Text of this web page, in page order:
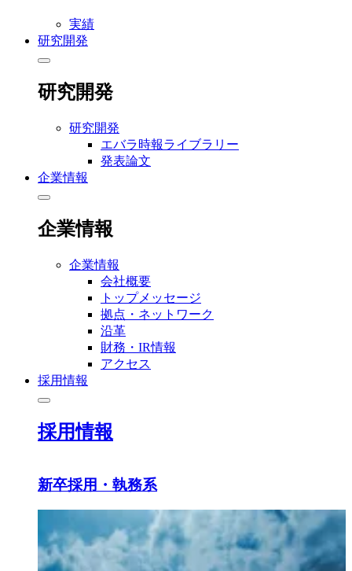
実績
研究開発
研究開発
研究開発
エバラ時報ライブラリー
発表論文
企業情報
企業情報
企業情報
会社概要
トップメッセージ
拠点・ネットワーク
沿革
財務・IR情報
アクセス
採用情報
採用情報
新卒採用・執務系